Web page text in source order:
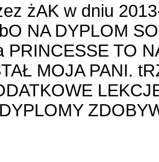
żAK w dniu
NA DYPLOM
PRINCESSE TO
MOJA PANI.